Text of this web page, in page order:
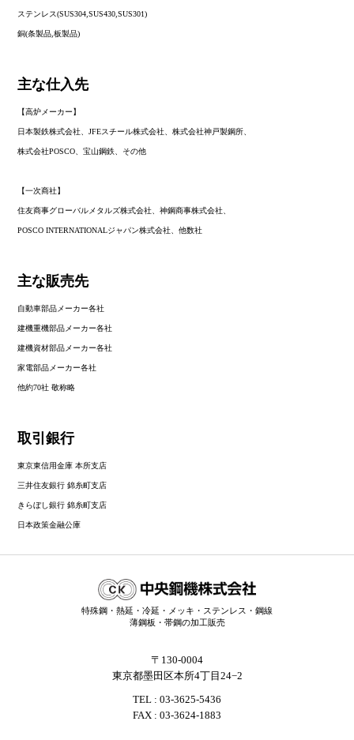
ステンレス(SUS304,SUS430,SUS301)
銅(条製品,板製品)
主な仕入先
【高炉メーカー】
日本製鉄株式会社、JFEスチール株式会社、株式会社神戸製鋼所、
株式会社POSCO、宝山鋼鉄、その他
【一次商社】
住友商事グローバルメタルズ株式会社、神鋼商事株式会社、
POSCO INTERNATIONALジャパン株式会社、他数社
主な販売先
自動車部品メーカー各社
建機重機部品メーカー各社
建機資材部品メーカー各社
家電部品メーカー各社
他約70社 敬称略
取引銀行
東京東信用金庫 本所支店
三井住友銀行 錦糸町支店
きらぼし銀行 錦糸町支店
日本政策金融公庫
特殊鋼・熱延・冷延・メッキ・ステンレス・鋼線
薄鋼板・帯鋼の加工販売
〒130-0004
東京都墨田区本所4丁目24−2
TEL : 03-3625-5436
FAX : 03-3624-1883